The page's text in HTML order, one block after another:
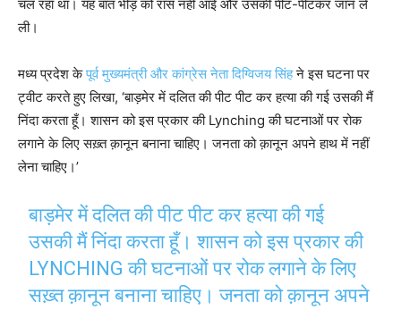
चल रहा था। यह बात भीड़ को रास नहीं आई और उसकी पीट-पीटकर जान ले
ली।
मध्य प्रदेश केपूर्व मुख्यमंत्री और कांग्रेस नेता दिग्विजय सिंहने इस घटना पर
ट्वीट करते हुए लिखा, ‘बाड़मेर में दलित की पीट पीट कर हत्या की गई उसकी मैं
निंदा करता हूँ। शासन को इस प्रकार की Lynching की घटनाओं पर रोक
लगाने के लिए सख़्त क़ानून बनाना चाहिए। जनता को क़ानून अपने हाथ में नहीं
लेना चाहिए।’
बाड़मेर में दलित की पीट पीट कर हत्या की गई
उसकी मैं निंदा करता हूँ। शासन को इस प्रकार की
LYNCHING की घटनाओं पर रोक लगाने के लिए
सख़्त क़ानून बनाना चाहिए। जनता को क़ानून अपने